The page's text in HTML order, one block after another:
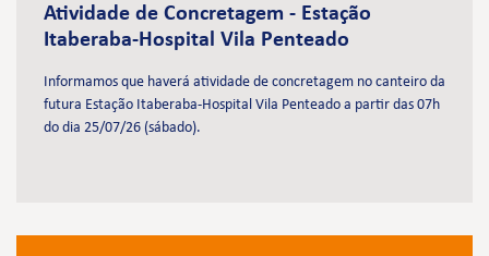
Atividade de Concretagem - Estação
Itaberaba-Hospital Vila Penteado
Informamos que haverá atividade de concretagem no canteiro da
futura Estação Itaberaba-Hospital Vila Penteado a partir das 07h
do dia 25/07/26 (sábado).